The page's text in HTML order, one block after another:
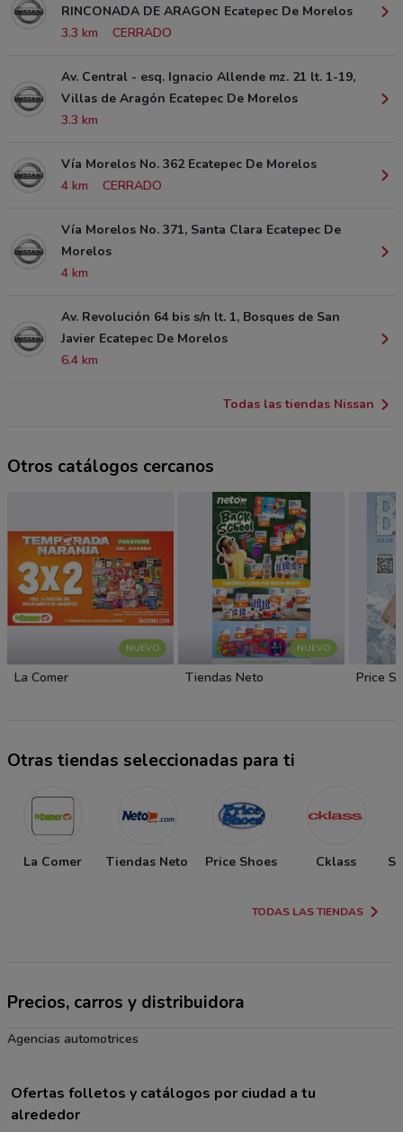
RINCONADA DE ARAGON Ecatepec De Morelos
3.3 km
CERRADO
Av. Central - esq. Ignacio Allende mz. 21 lt. 1-19,
Villas de Aragón Ecatepec De Morelos
3.3 km
Vía Morelos No. 362 Ecatepec De Morelos
4 km
CERRADO
Vía Morelos No. 371, Santa Clara Ecatepec De
Morelos
4 km
Av. Revolución 64 bis s/n lt. 1, Bosques de San
Javier Ecatepec De Morelos
6.4 km
Todas las tiendas Nissan
Otros catálogos cercanos
NUEVO
La Comer
NUEVO
Tiendas Neto Price
Otras tiendas seleccionadas para ti
La Comer Tiendas Neto Price Shoes Cklass
TODAS LAS TIENDAS
Precios, carros y distribuidora
Agencias automotrices
Ofertas folletos y catálogos por ciudad a tu
alrededor